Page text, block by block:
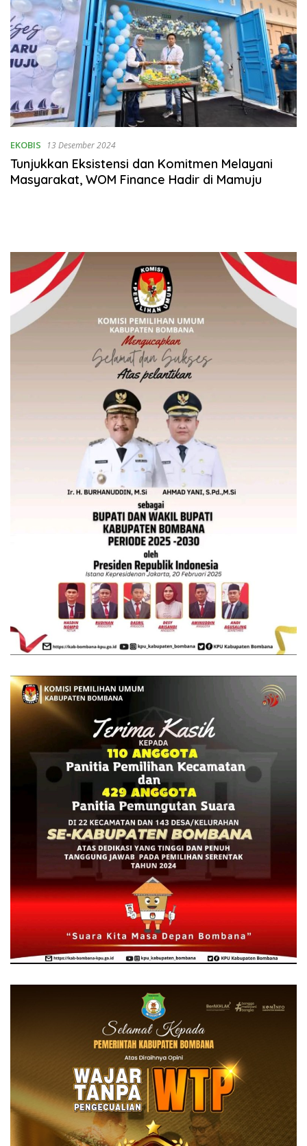
EKOBIS 13 Desember 2024
Tunjukkan Eksistensi dan Komitmen Melayani
Masyarakat, WOM Finance Hadir di Mamuju